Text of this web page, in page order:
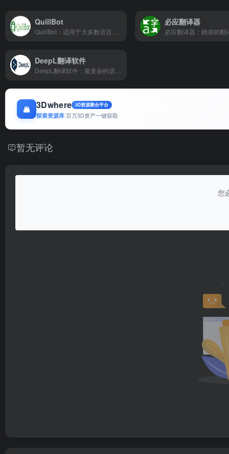
QuillBot 必应翻译器
必应翻译器：精准的翻
DeepL翻译软件
3Dwhere 3D资源聚合平台
探索资源库|百万3D资产一键获取
暂无评论
您